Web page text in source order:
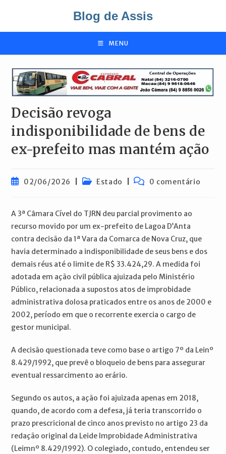
o
Blog de Assis
MENU
Decisão revoga
indisponibilidade de bens de
ex-prefeito mas mantém ação
Post02/06/2026
Categoria
Estado
Comentários
0 comentário
A 3ª Câmara Cível do TJRN deu parcial provimento ao
recurso movido por um ex-prefeito de Lagoa D’Anta
contra decisão da 1ª Vara da Comarca de Nova Cruz, que
havia determinado a indisponibilidade de seus bens e dos
demais réus até o limite de R$ 33.424,29. A medida foi
adotada em ação civil pública ajuizada pelo Ministério
Público, relacionada a supostos atos de improbidade
administrativa dolosa praticados entre os anos de 2000 e
2002, período em que o recorrente exercia o cargo de
gestor municipal.
A decisão questionada teve como base o artigo 7º da Leinº
8.429/1992, que prevê o bloqueio de bens para assegurar
eventual ressarcimento ao erário.
Segundo os autos, a ação foi ajuizada apenas em 2018,
quando, de acordo com a defesa, já teria transcorrido o
prazo prescricional de cinco anos previsto no artigo 23 da
redação original da Leide Improbidade Administrativa
(Leimnº 8.429/1992). O colegiado, contudo, entendeu ser